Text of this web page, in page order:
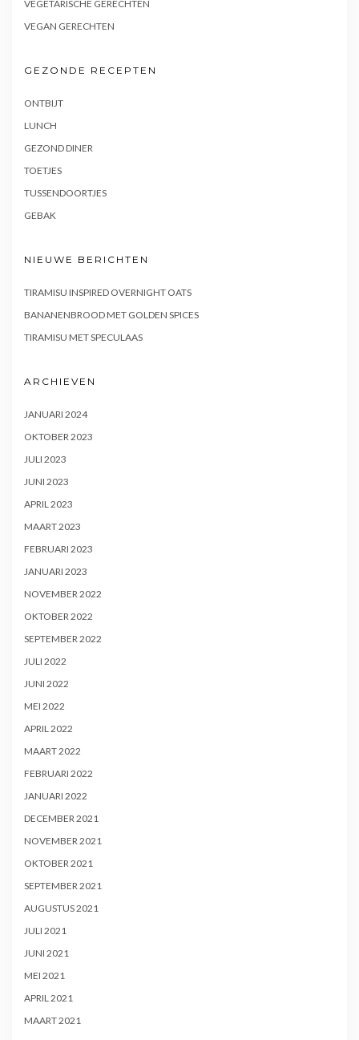
VEGETARISCHE GERECHTEN
VEGAN GERECHTEN
GEZONDE RECEPTEN
ONTBIJT
LUNCH
GEZOND DINER
TOETJES
TUSSENDOORTJES
GEBAK
NIEUWE BERICHTEN
TIRAMISU INSPIRED OVERNIGHT OATS
BANANENBROOD MET GOLDEN SPICES
TIRAMISU MET SPECULAAS
ARCHIEVEN
JANUARI 2024
OKTOBER 2023
JULI 2023
JUNI 2023
APRIL 2023
MAART 2023
FEBRUARI 2023
JANUARI 2023
NOVEMBER 2022
OKTOBER 2022
SEPTEMBER 2022
JULI 2022
JUNI 2022
MEI 2022
APRIL 2022
MAART 2022
FEBRUARI 2022
JANUARI 2022
DECEMBER 2021
NOVEMBER 2021
OKTOBER 2021
SEPTEMBER 2021
AUGUSTUS 2021
JULI 2021
JUNI 2021
MEI 2021
APRIL 2021
MAART 2021